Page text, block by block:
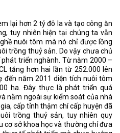
lại hơn 2 tỷ đô la và tạo công ăn
tuy nhiên hiện tại chúng ta vẫn
nuôi tôm mà nó chỉ được lồng
trồng thuỷ sản. Do vậy chưa chủ
triển nghành. Từ năm 2000 –
tăng hơn hai lần từ 252.000 lên
đến năm 2011 diện tích nuôi tôm
ha. Đây thực là phát triển quá
nằm ngoài sự kiểm soát của nhà
cấp tỉnh thậm chí cấp huyện đã
trồng thuỷ sản, tuy nhiên quy
cơ sở khoa học và thường chỉ đưa